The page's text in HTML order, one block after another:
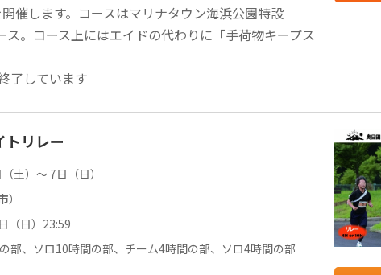
催します。コースはマリナタウン海浜公園特設
。コース上にはエイドの代わりに「手荷物キープス
了しています
トリレー
土）～ 7日（日）
（日）23:59
部、ソロ10時間の部、チーム4時間の部、ソロ4時間の部